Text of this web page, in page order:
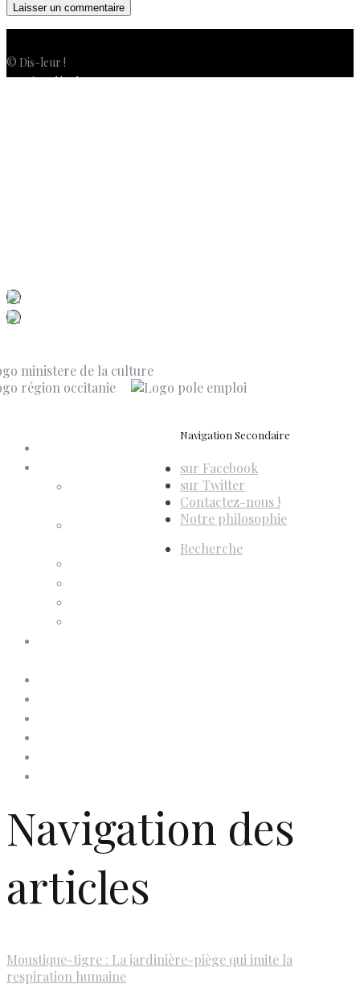
© Dis-leur !
Mentions légales
Navigation Secondaire
sur Facebook
sur Twitter
Contactez-nous !
Notre philosophie
Recherche
Navigation des
articles
Moustique-tigre : La jardinière-piège qui imite la
respiration humaine